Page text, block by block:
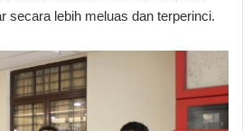
secara lebih meluas dan terperinci.